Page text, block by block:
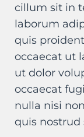
cillum sit in
laborum
quis
occaecat ut
ut dolor
occaecat
nulla nisi
quis nostrud